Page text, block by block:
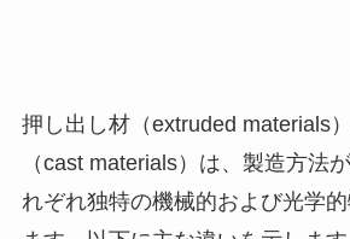
押し出し材（extruded materials
（cast materials）は、製造方法
れぞれ独特の機械的および光学